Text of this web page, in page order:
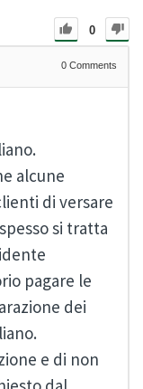
0
0 Comments
alcune
di versare
si tratta
pagare le
dei
e di non